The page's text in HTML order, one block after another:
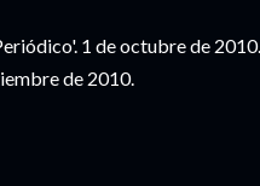
1 de octubre de 2010.
de 2010.